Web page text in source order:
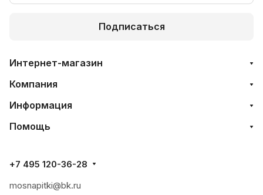
Подписаться
Интернет-магазин
Компания
Информация
Помощь
+7 495 120-36-28
mosnapitki@bk.ru